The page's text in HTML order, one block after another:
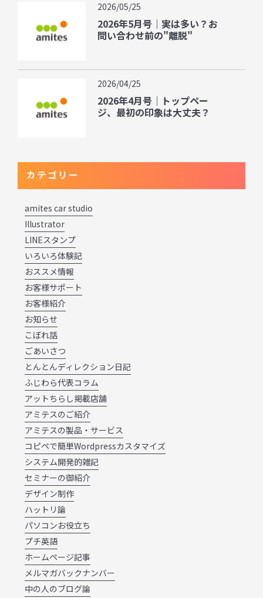
2026/05/25
2026年5月号｜実は多い？お
問い合わせ前の"離脱"
2026/04/25
2026年4月号｜トップペー
ジ、最初の印象は大丈夫？
カテゴリー
amites car studio
Illustrator
LINEスタンプ
いろいろ体験記
おススメ情報
お客様サポート
お客様紹介
お知らせ
こぼれ話
ごあいさつ
とんとんディレクション日記
ふじわら代表コラム
アットちらし掲載店舗
アミテスのご紹介
アミテスの製品・サービス
コピペで簡単Wordpressカスタマイズ
システム開発的雑記
セミナーの御紹介
デザイン制作
ハットリ論
パソコンお役立ち
プチ英語
ホームページ記事
メルマガバックナンバー
中の人のブログ論